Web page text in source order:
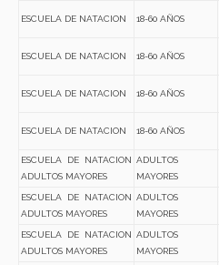
ESCUELA DE NATACION 18-60 AÑOS
ESCUELA DE NATACION 18-60 AÑOS
ESCUELA DE NATACION 18-60 AÑOS
ESCUELA DE NATACION 18-60 AÑOS
ESCUELA DE NATACION
ADULTOS MAYORES
ADULTOS
MAYORES
ESCUELA DE NATACION
ADULTOS MAYORES
ADULTOS
MAYORES
ESCUELA DE NATACION
ADULTOS MAYORES
ADULTOS
MAYORES